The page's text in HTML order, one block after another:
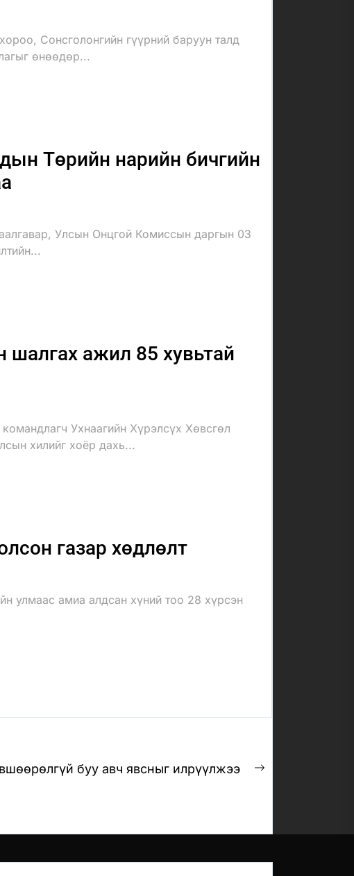
Сонсголонгийн гүүрний баруун талд
өнөөдөр...
Төрийн нарийн бичгийн
Улсын Онцгой Комиссын даргын 03
ажил 85 хувьтай
Ухнаагийн Хүрэлсүх Хөвсгөл
хилийг хоёр дахь...
газар хөдлөлт
улмаас амиа алдсан хүний тоо 28 хүрсэн
буу авч явсныг илрүүлжээ